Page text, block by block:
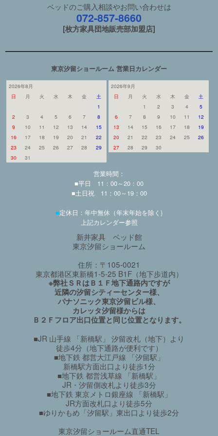
ベッドのご購入相談やお問い合わせは
072-857-8660
[枚方家具団地販売部加盟店]
東京汐留ショールーム 営業日カレンダー
2026年8月
日
月 火 水 木 金
土
1
2
3 4 5 6 7
8
9
10 11 12 13 14
15
16
17 18 19 20 21
22
23
24 25 26 27 28
29
30
31
2026年9月
日
月 火 水 木 金
土
1
2 3 4
5
6
7 8 9 10 11
12
13
14 15 16 17 18
19
20
21 22 23 24 25
26
27
28 29 30
営業時間：
■平日 11：00～20：00
■土日祝 11：00～19：00
■定休日：年中無休（年末年始を除く)
上記カレンダー参照
新井家具 ベッド館
東京汐留ショールーム
住所：〒105-0021
東京都港区東新橋1-5-25 B1F（地下歩道内）
※弊社ＳＲはＢ１Ｆ地下通路内ですが
近隣の汐留シティーセンター様、
パナソニック東京汐留ビル様、
カレッタ汐留様からは
Ｂ２Ｆフロア出口位置と同じ位置となります。
■JR 山手線 「新橋駅」 汐留改札（地下）より
徒歩4分（地下通路が便利です）
■地下鉄 都営大江戸線 「汐留駅」
新橋駅方面出口より徒歩1分
■地下鉄 都営浅草線 「新橋駅」
JR・汐留側改札より徒歩3分
■地下鉄 東京メトロ銀座線 「新橋駅」
JR方面改札口より徒歩5分
■ゆりかもめ「汐留駅」東出口より徒歩2分
東京汐留ショールーム直通TEL